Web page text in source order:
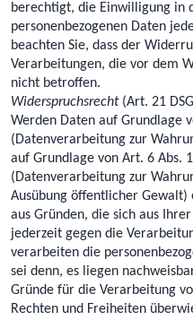
berechtigt, die Einwilligung in
personenbezogenen Daten
beachten Sie, dass der
Verarbeitungen, die vor dem
nicht betroffen.
Widerspruchsrecht (Art. 21
Werden Daten auf Grundlage
(Datenverarbeitung zur
auf Grundlage von Art. 6 Abs.
(Datenverarbeitung zur
Ausübung öffentlicher Gewalt)
aus Gründen, die sich aus
jederzeit gegen die
verarbeiten die
sei denn, es liegen
Gründe für die Verarbeitung
Rechten und Freiheiten